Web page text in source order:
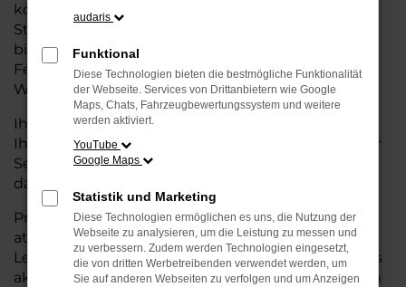
komfortables Fahrzeug möchte. Egal, ob für den
Stadtverkehr oder längere Fahrten – der T-Roc
bietet Ihnen höchsten Fahrkomfort, innovative
Features und eine herausragende
Wirtschaftlichkeit.
Ihr VW Autohaus in der Nähe von Weyhe steht
Ihnen mit einer breiten Auswahl an Neuwagen zur
Seite und bietet Ihnen umfassende
damit Sie das für Sie passende Fahrzeug finden.
Profitieren Sie von zusätzlichen Services wie
attraktiven Finanzierungsmöglichkeiten,
Leasingangeboten und der Inzahlungnahme Ihres
aktuellen Fahrzeugs. Besuchen Sie uns und lassen
audaris
Funktional
Diese Technologien bieten die bestmögliche Funktionalität
der Webseite. Services von Drittanbietern wie Google
Maps, Chats, Fahrzeugbewertungssystem und weitere
werden aktiviert.
YouTube
Google Maps
Statistik und Marketing
Diese Technologien ermöglichen es uns, die Nutzung der
Webseite zu analysieren, um die Leistung zu messen und
zu verbessern. Zudem werden Technologien eingesetzt,
die von dritten Werbetreibenden verwendet werden, um
Sie auf anderen Webseiten zu verfolgen und um Anzeigen